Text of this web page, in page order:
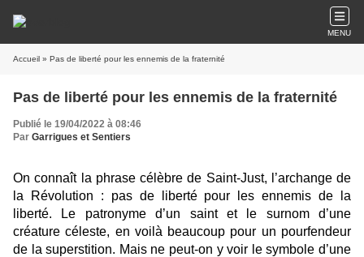
MENU
Accueil » Pas de liberté pour les ennemis de la fraternité
Pas de liberté pour les ennemis de la fraternité
Publié le 19/04/2022 à 08:46
Par Garrigues et Sentiers
On connaît la phrase célèbre de Saint-Just, l’archange de
la Révolution : pas de liberté pour les ennemis de la
liberté. Le patronyme d’un saint et le surnom d’une
créature céleste, en voilà beaucoup pour un pourfendeur
de la superstition. Mais ne peut-on y voir le symbole d’une